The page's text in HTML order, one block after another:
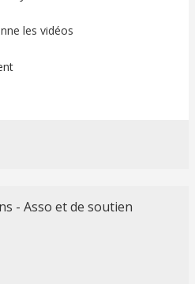
les vidéos
- Asso et de soutien